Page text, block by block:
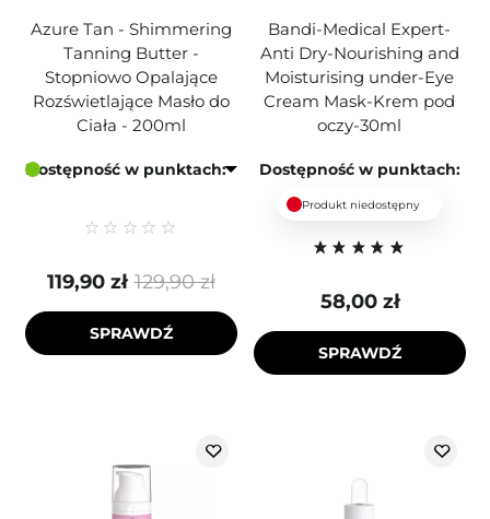
Azure Tan - Shimmering
Tanning Butter -
Stopniowo Opalające
Rozświetlające Masło do
Ciała - 200ml
Dostępność w punktach:
129,90 zł
119,90 zł
SPRAWDŹ
Bandi-Medical Expert-
Anti Dry-Nourishing and
Moisturising under-Eye
Cream Mask-Krem pod
oczy-30ml
Dostępność w punktach:
Produkt niedostępny
58,00 zł
SPRAWDŹ